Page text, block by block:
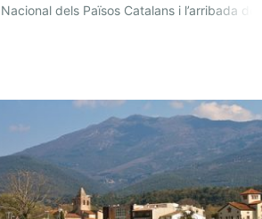
Nacional dels Països Catalans i l’arribada del